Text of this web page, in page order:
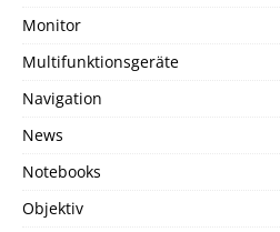
Monitor
Multifunktionsgeräte
Navigation
News
Notebooks
Objektiv